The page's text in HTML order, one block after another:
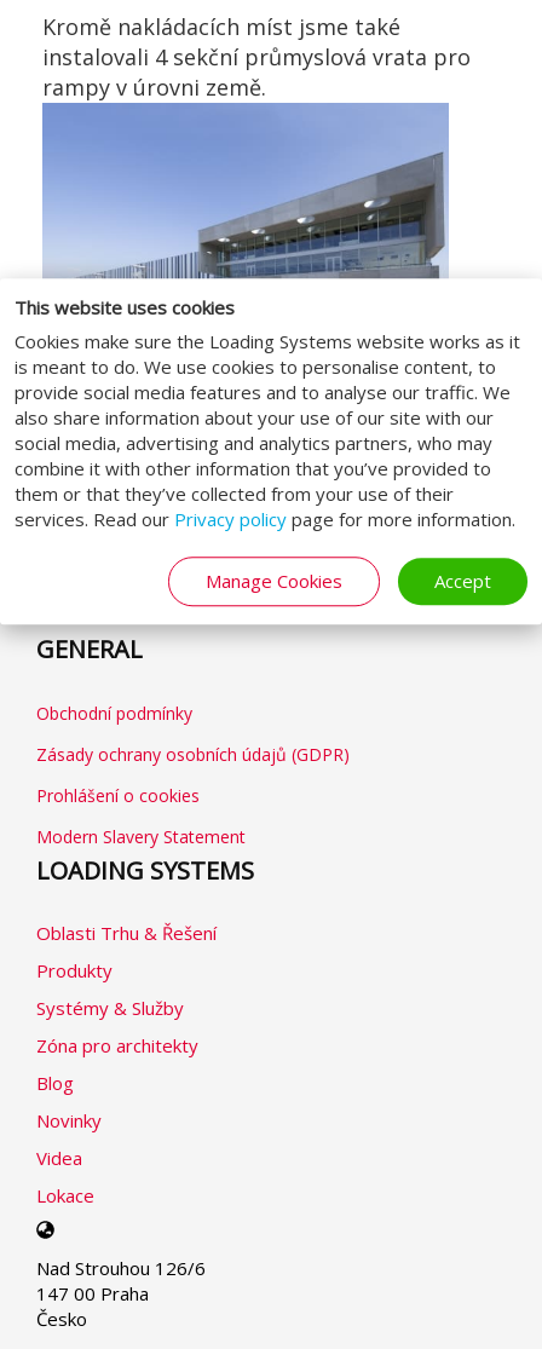
This website uses cookies
Cookies make sure the Loading Systems website works as it
is meant to do. We use cookies to personalise content, to
provide social media features and to analyse our traffic. We
also share information about your use of our site with our
social media, advertising and analytics partners, who may
combine it with other information that you’ve provided to
them or that they’ve collected from your use of their
services. Read our Privacy policy page for more information.
Manage Cookies Accept
Kromě nakládacích míst jsme také
instalovali 4 sekční průmyslová vrata pro
rampy v úrovni země.
SLEDUJ NÁS
GENERAL
Obchodní podmínky
Zásady ochrany osobních údajů (GDPR)
Prohlášení o cookies
Modern Slavery Statement
LOADING SYSTEMS
Oblasti Trhu & Řešení
Produkty
Systémy & Služby
Zóna pro architekty
Blog
Novinky
Videa
Lokace
Select
language
Nad Strouhou 126/6
147 00 Praha
Česko